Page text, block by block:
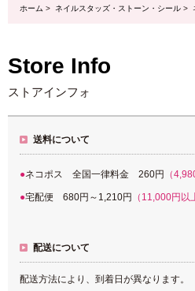
ホーム > ネイルスタッズ・ストーン・シール >
Store Info
ストアインフォ
送料について
ネコポス 全国一律料金 260円 （
宅配便 680円～1,210円 （11,000円以
配送について
配送方法により、到着日が異なります。